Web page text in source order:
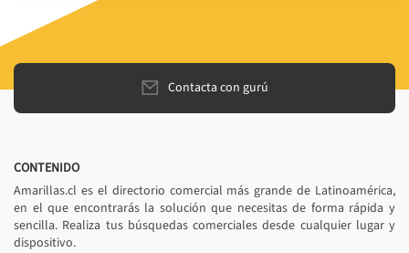
Contacta con gurú
CONTENIDO
Amarillas.cl es el directorio comercial más grande de Latinoamérica,
en el que encontrarás la solución que necesitas de forma rápida y
sencilla. Realiza tus búsquedas comerciales desde cualquier lugar y
dispositivo.